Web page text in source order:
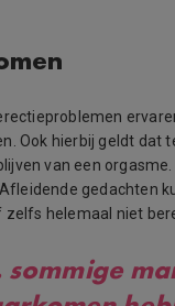
Ook hierbij geldt dat
van een
. Afleidende gedachten
helemaal niet
sommige